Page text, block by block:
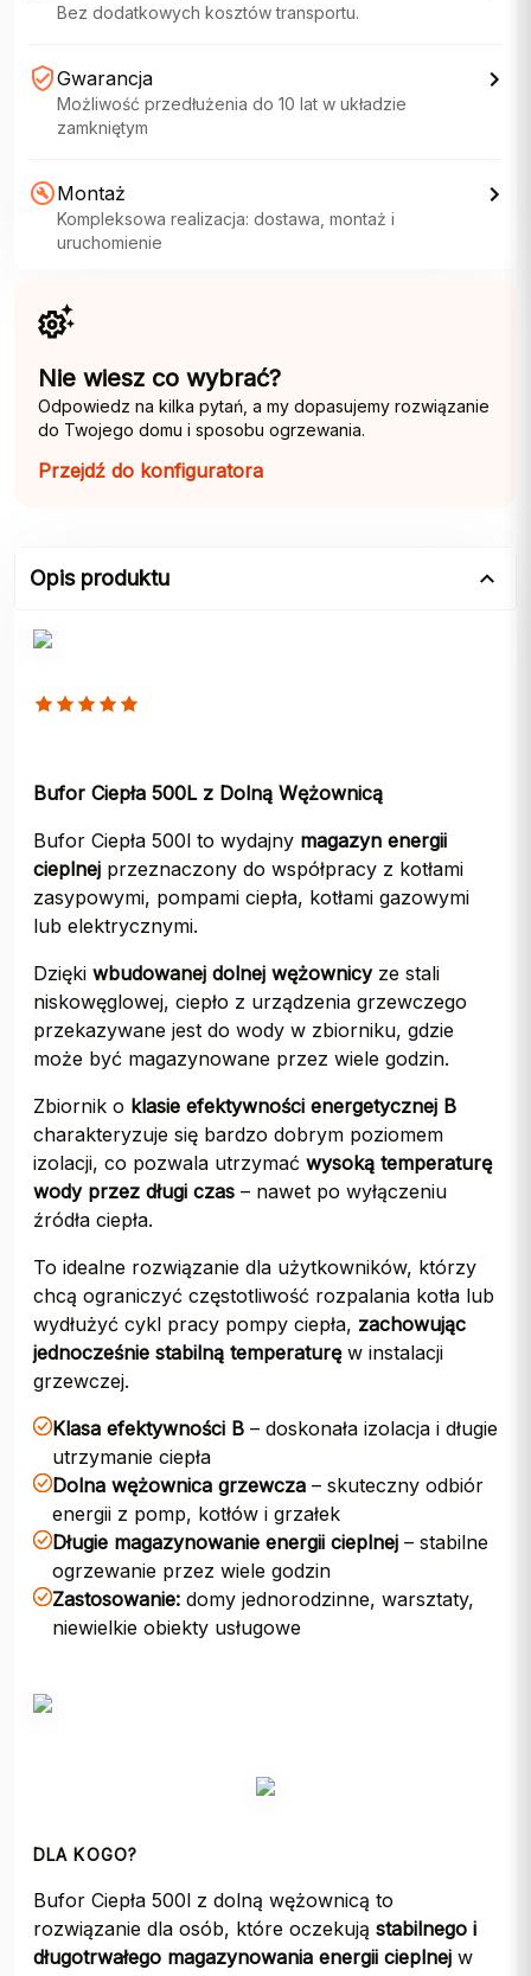
Bez dodatkowych kosztów transportu.
Gwarancja
Możliwość przedłużenia do 10 lat w układzie
zamkniętym
Montaż
Kompleksowa realizacja: dostawa, montaż i
uruchomienie
Nie wiesz co wybrać?
Odpowiedz na kilka pytań, a my dopasujemy rozwiązanie
do Twojego domu i sposobu ogrzewania.
Przejdź do konfiguratora
Opis produktu
Bufor Ciepła 500L z Dolną Wężownicą
Bufor Ciepła 500l to wydajny magazyn energii
cieplnej przeznaczony do współpracy z kotłami
zasypowymi, pompami ciepła, kotłami gazowymi
lub elektrycznymi.
Dzięki wbudowanej dolnej wężownicyze stali
niskowęglowej, ciepło z urządzenia grzewczego
przekazywane jest do wody w zbiorniku, gdzie
może być magazynowane przez wiele godzin.
Zbiornik o klasie efektywności energetycznej B
charakteryzuje się bardzo dobrym poziomem
izolacji, co pozwala utrzymać wysoką temperaturę
wody przez długi czas – nawet po wyłączeniu
źródła ciepła.
To idealne rozwiązanie dla użytkowników, którzy
chcą ograniczyć częstotliwość rozpalania kotła lub
wydłużyć cykl pracy pompy ciepła, zachowując
jednocześnie stabilną temperaturęw instalacji
grzewczej.
Klasa efektywności B – doskonała izolacja i długie
utrzymanie ciepła
Dolna wężownica grzewcza – skuteczny odbiór
energii z pomp, kotłów i grzałek
Długie magazynowanie energii cieplnej – stabilne
ogrzewanie przez wiele godzin
Zastosowanie: domy jednorodzinne, warsztaty,
niewielkie obiekty usługowe
DLA KOGO?
Bufor Ciepła 500l z dolną wężownicą to
rozwiązanie dla osób, które oczekują stabilnego i
długotrwałego magazynowania energii cieplnej w